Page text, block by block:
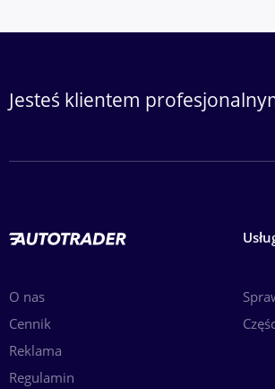
Jesteś klientem
O nas
Cennik
Reklama
Regulamin